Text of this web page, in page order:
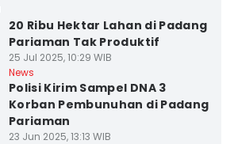
20 Ribu Hektar Lahan di Padang
Pariaman Tak Produktif
25 Jul 2025, 10:29 WIB
News
Polisi Kirim Sampel DNA 3
Korban Pembunuhan di Padang
Pariaman
23 Jun 2025, 13:13 WIB